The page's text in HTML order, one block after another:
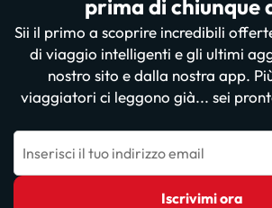
prima di chiunque
Sii il primo a scoprire incredibili
di viaggio intelligenti e gli ultimi
nostro sito e dalla nostra app.
viaggiatori ci leggono già... sei
Inserisci il tuo indirizzo email
Iscrivimi ora